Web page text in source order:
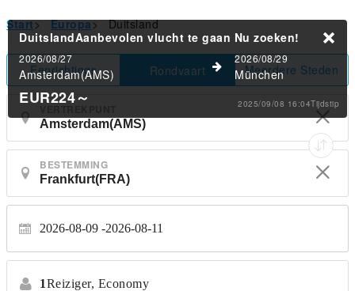
Start> Europa> Duitsland
Eenrichtings Rondvaart Meerdere Steden
BESTEMMING
2026-08-09 2026-08-11
1Reiziger, Economy
DuitslandAanbevolen vlucht te gaan Nu zoeken!
2026/08/27
Amsterdam(AMS)
2026/08/29
München
EUR224～ 2025/09/08 16:04Tijdstip